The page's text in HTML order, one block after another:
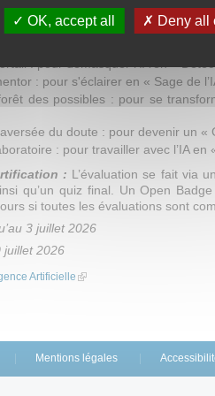
requise.
: pour s'éclairer en « Sage de
des possibles : pour se
du doute : pour devenir un «
: pour travailler avec l’IA en
: L’évaluation se fait via
qu’un quiz final. Un Open
si toutes les évaluations sont
3 juillet 2026
juillet 2026
Artificielle (link is external)
Mentions légales
OK, accept all Deny all